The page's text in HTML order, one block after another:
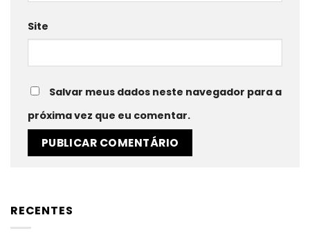
Site
Salvar meus dados neste navegador para a
próxima vez que eu comentar.
RECENTES